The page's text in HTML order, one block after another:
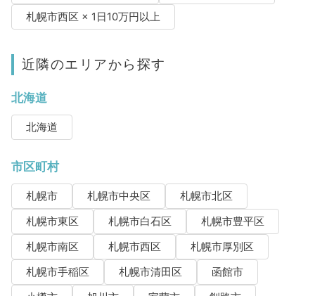
札幌市西区 × 1日10万円以上
近隣のエリアから探す
北海道
北海道
市区町村
札幌市 札幌市中央区
札幌市北区
札幌市東区
札幌市白石区
札幌市豊平区
札幌市南区
札幌市西区
札幌市厚別区
札幌市手稲区
札幌市清田区
函館市